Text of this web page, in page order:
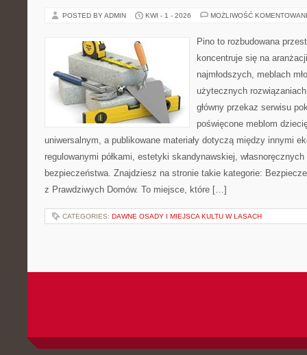
POSTED BY ADMIN KWI - 1 - 2026 MOŻLIWOŚĆ
Pino to rozbudowana
koncentruje się na
najmłodszych, meblach
użytecznych
główny przekaz serwisu
poświęcone meblom
uniwersalnym, a publikowane materiały dotyczą między innymi
regulowanymi półkami, estetyki skandynawskiej,
bezpieczeństwa. Znajdziesz na stronie takie kategorie:
z Prawdziwych Domów. To miejsce, które […]
CATEGORIES: DAWNE OSADY I MIEJSCA KULTU W LASACH